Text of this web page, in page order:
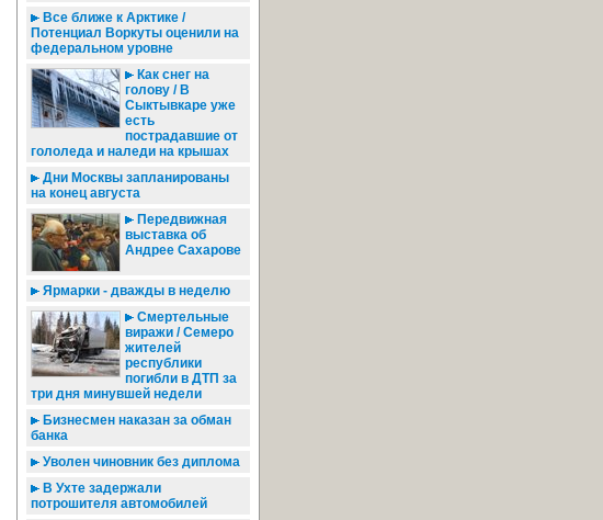
Все ближе к Арктике /
Потенциал Воркуты оценили на
федеральном уровне
Как снег на
голову / В
Сыктывкаре уже
есть
пострадавшие от
гололеда и наледи на крышах
Дни Москвы запланированы
на конец августа
Передвижная
выставка об
Андрее Сахарове
Ярмарки - дважды в неделю
Смертельные
виражи / Семеро
жителей
республики
погибли в ДТП за
три дня минувшей недели
Бизнесмен наказан за обман
банка
Уволен чиновник без диплома
В Ухте задержали
потрошителя автомобилей